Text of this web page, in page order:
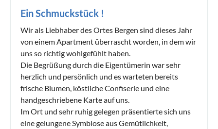
Ein Schmuckstück !
Wir als Liebhaber des Ortes Bergen sind dieses Jahr
von einem Apartment überrascht worden, in dem wir
uns so richtig wohlgefühlt haben.
Die Begrüßung durch die Eigentümerin war sehr
herzlich und persönlich und es warteten bereits
frische Blumen, köstliche Confiserie und eine
handgeschriebene Karte auf uns.
Im Ort und sehr ruhig gelegen präsentierte sich uns
eine gelungene Symbiose aus Gemütlichkeit,